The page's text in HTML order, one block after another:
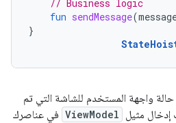
// Business logic
fun sendMessage(
}
حالة واجهة المستخدم للشاشة التي تم
مثيل ViewModel في عناصرك